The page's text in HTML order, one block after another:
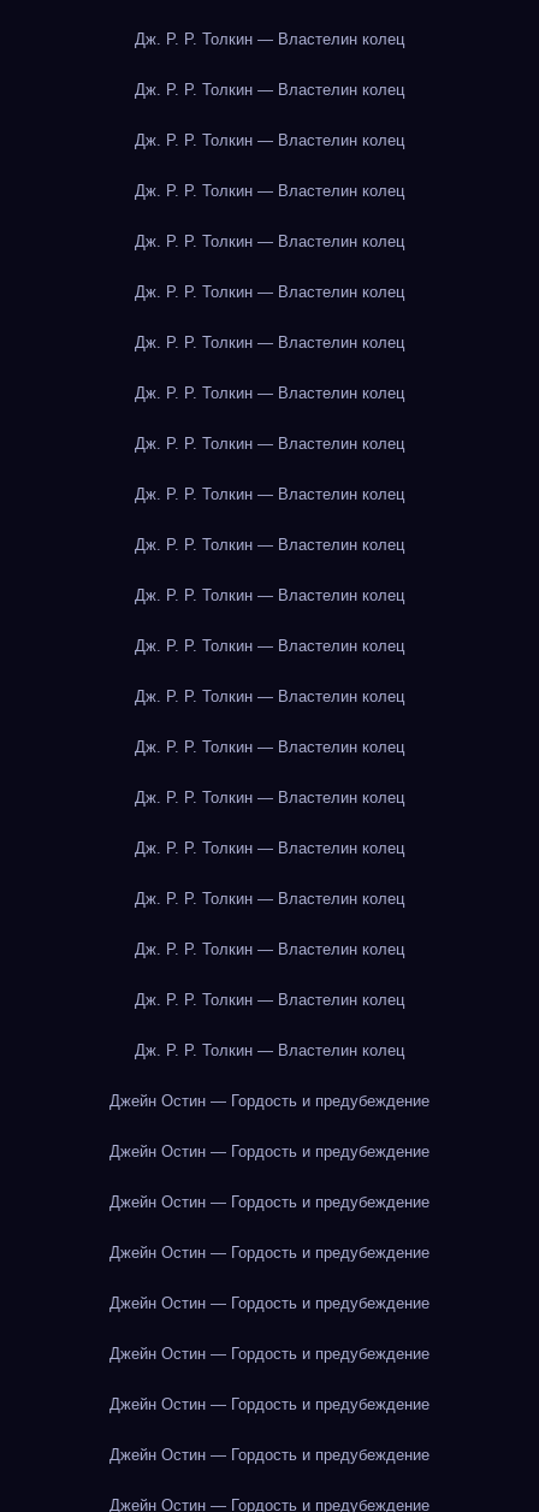
Дж. Р. Р. Толкин — Властелин колец
Дж. Р. Р. Толкин — Властелин колец
Дж. Р. Р. Толкин — Властелин колец
Дж. Р. Р. Толкин — Властелин колец
Дж. Р. Р. Толкин — Властелин колец
Дж. Р. Р. Толкин — Властелин колец
Дж. Р. Р. Толкин — Властелин колец
Дж. Р. Р. Толкин — Властелин колец
Дж. Р. Р. Толкин — Властелин колец
Дж. Р. Р. Толкин — Властелин колец
Дж. Р. Р. Толкин — Властелин колец
Дж. Р. Р. Толкин — Властелин колец
Дж. Р. Р. Толкин — Властелин колец
Дж. Р. Р. Толкин — Властелин колец
Дж. Р. Р. Толкин — Властелин колец
Дж. Р. Р. Толкин — Властелин колец
Дж. Р. Р. Толкин — Властелин колец
Дж. Р. Р. Толкин — Властелин колец
Дж. Р. Р. Толкин — Властелин колец
Дж. Р. Р. Толкин — Властелин колец
Дж. Р. Р. Толкин — Властелин колец
Джейн Остин — Гордость и предубеждение
Джейн Остин — Гордость и предубеждение
Джейн Остин — Гордость и предубеждение
Джейн Остин — Гордость и предубеждение
Джейн Остин — Гордость и предубеждение
Джейн Остин — Гордость и предубеждение
Джейн Остин — Гордость и предубеждение
Джейн Остин — Гордость и предубеждение
Джейн Остин — Гордость и предубеждение